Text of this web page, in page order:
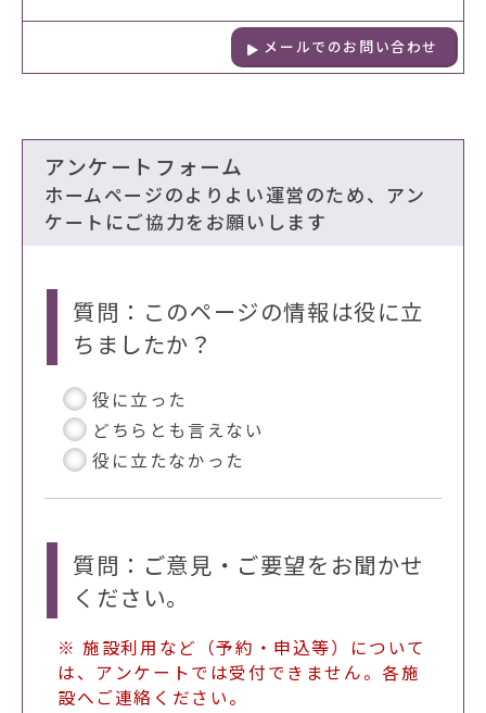
メールでのお問い合わせ
アンケートフォーム
ホームページのよりよい運営のため、アン
ケートにご協力をお願いします
質問：このページの情報は役に立
ちましたか？
役に立った
どちらとも言えない
役に立たなかった
質問：ご意見・ご要望をお聞かせ
ください。
※ 施設利用など（予約・申込等）について
は、アンケートでは受付できません。各施
設へご連絡ください。